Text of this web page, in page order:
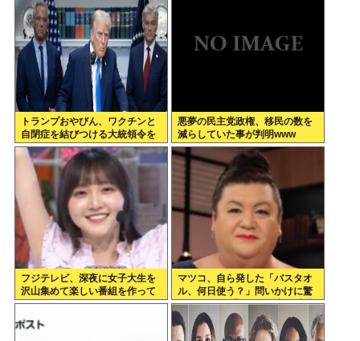
トランプおやびん、ワクチンと
自閉症を結びつける大統領令を
発表へ、
悪夢の民主党政権、移民の数を
減らしていた事が判明www
フジテレビ、深夜に女子大生を
沢山集めて楽しい番組を作って
いたwww
マツコ、自ら発した「バスタオ
ル、何日使う？」問いかけに驚
がくの答え 「今日は全部、本当
のこと言うわ」